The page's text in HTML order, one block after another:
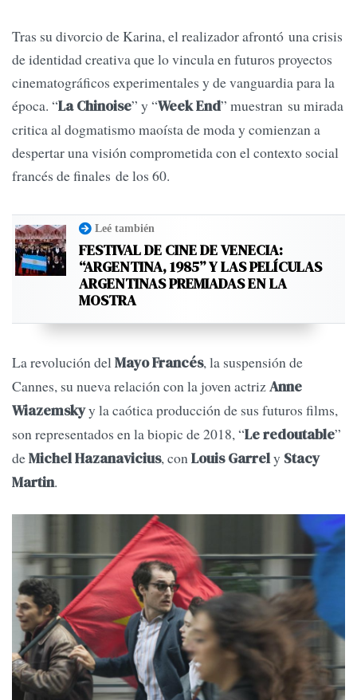
Tras su divorcio de Karina, el realizador afrontó una crisis
de identidad creativa que lo vincula en futuros proyectos
cinematográficos experimentales y de vanguardia para la
época. “La Chinoise” y “Week End” muestran su mirada
critica al dogmatismo maoísta de moda y comienzan a
despertar una visión comprometida con el contexto social
francés de finales de los 60.
Leé también
FESTIVAL DE CINE DE VENECIA:
“ARGENTINA, 1985” Y LAS PELÍCULAS
ARGENTINAS PREMIADAS EN LA
MOSTRA
La revolución delMayo Francés, la suspensión de
Cannes, su nueva relación con la joven actrizAnne
Wiazemskyy la caótica producción de sus futuros films,
son representados en la biopic de 2018, “Le redoutable”
deMichel Hazanavicius, conLouis Garrely Stacy
Martin.